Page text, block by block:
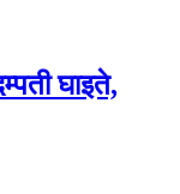
घाइते,